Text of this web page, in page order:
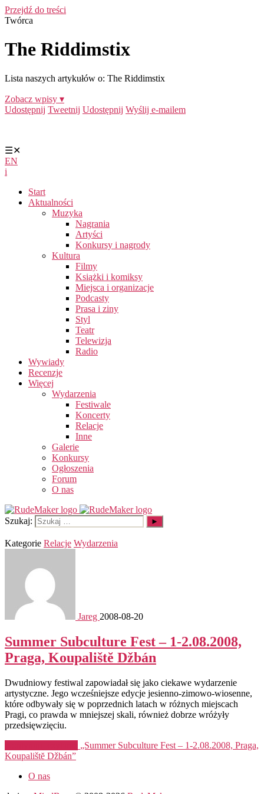
Przejdź do treści
Twórca
The Riddimstix
Lista naszych artykułów o: The Riddimstix
Zobacz wpisy ▾
Udostępnij Tweetnij Udostępnij Wyślij e-mailem
☰✕
EN
i
Start
Aktualności
Muzyka
Nagrania
Artyści
Konkursy i nagrody
Kultura
Filmy
Książki i komiksy
Miejsca i organizacje
Podcasty
Prasa i ziny
Styl
Teatr
Telewizja
Radio
Wywiady
Recenzje
Więcej
Wydarzenia
Festiwale
Koncerty
Relacje
Inne
Galerie
Konkursy
Ogłoszenia
Forum
O nas
Szukaj:
Kategorie Relacje Wydarzenia
Jareg 2008-08-20
Summer Subculture Fest – 1-2.08.2008,
Praga, Koupalištĕ Džbán
Dwudniowy festiwal zapowiadał się jako ciekawe wydarzenie
artystyczne. Jego wcześniejsze edycje jesienno-zimowo-wiosenne,
które odbywały się w poprzednich latach w różnych miejscach
Pragi, co prawda w mniejszej skali, również dobrze wróżyły
przedsięwzięciu.
„Summer Subculture Fest – 1-2.08.2008, Praga,
Koupalištĕ Džbán”
O nas